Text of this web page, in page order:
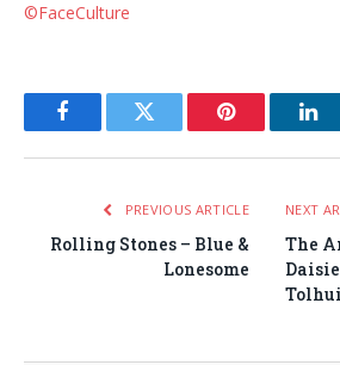
©FaceCulture
FacebookTwitter Pinterest
PREVIOUS ARTICLE
Rolling Stones – Blue &
Lonesome
NEXT
The